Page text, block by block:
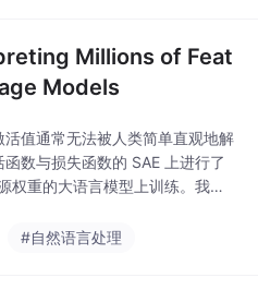
Millions of Feat
Models
值通常无法被人类简单直观地解
数与损失函数的 SAE 上进行了
权重的大语言模型上训练。我们
所产生效果的可解释性，我们
#自然语言处理